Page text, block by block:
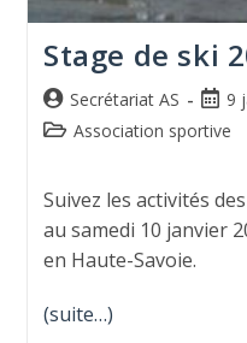
Stage de ski
Secrétariat AS
9
Association sportive
Suivez les activités
au samedi 10 janvier
en Haute-Savoie.
(suite…)